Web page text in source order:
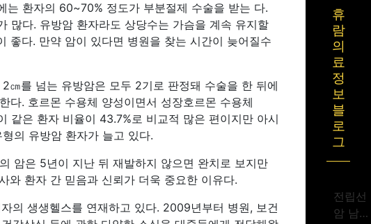
는 환자의 60~70% 정도가 부분절제 수술을 받는 다.
많다. 유방암 환자라도 상당수는 가슴을 계속 유지할
좋다. 만약 암이 있다면 병원을 찾는 시간이 늦어질수
㎝를 넘는 유방암은 모두 2기로 판정돼 수술을 한 뒤에
다. 호르몬 수용체 양성이면서 성장호르몬 수용체
같은 환자 비율이 43.7%로 비교적 많은 편이지만 아시
의 유방암 환자가 늘고 있다.
암은 5년이 지난 뒤 재발하지 않으면 완치로 보지만
와 환자 간 믿음과 신뢰가 더욱 중요한 이유다.
의 생생헬스를 연재하고 있다. 2009년부터 병원, 보건
휴
람
의
료
정
보
블
로
그
전립선
암 남성